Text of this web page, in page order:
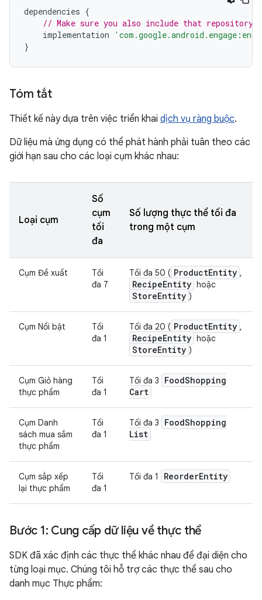
dependencies {
// Make sure you also include that
implementation
}
Tóm tắt
Thiết kế này dựa trên việc triển khai dịch vụ ràng buộc.
Dữ liệu mà ứng dụng có thể phát hành phải tuân theo các
giới hạn sau cho các loại cụm khác nhau:
Loại cụm
Số
cụm
tối
đa
Số lượng thực thể tối đa
trong một cụm
Cụm Đề xuất
Tối
đa 7
Tối đa 50 ( ProductEntity ,
RecipeEntity hoặc
StoreEntity )
Cụm Nổi bật
Tối
đa 1
Tối đa 20 ( ProductEntity ,
RecipeEntity hoặc
StoreEntity )
Cụm Giỏ hàng
thực phẩm
Tối
đa 1
Tối đa 3 FoodShopping
Cart
Cụm Danh
sách mua sắm
thực phẩm
Tối
đa 1
Tối đa 3 FoodShopping
List
Cụm sắp xếp
lại thực phẩm
Tối
đa 1
Tối đa 1 ReorderEntity
Bước 1: Cung cấp dữ liệu về thực thể
SDK đã xác định các thực thể khác nhau để đại diện cho
từng loại mục. Chúng tôi hỗ trợ các thực thể sau cho
danh mục Thực phẩm: